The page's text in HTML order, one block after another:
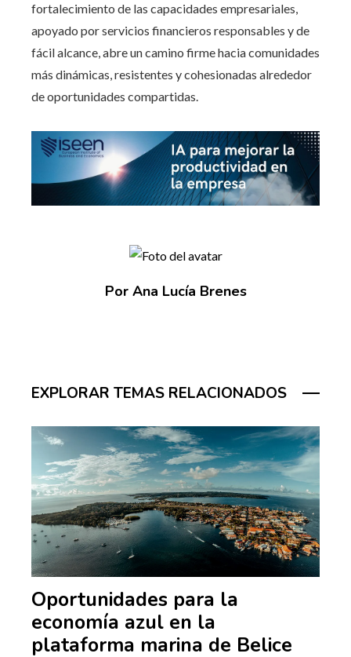
fortalecimiento de las capacidades empresariales,
apoyado por servicios financieros responsables y de
fácil alcance, abre un camino firme hacia comunidades
más dinámicas, resistentes y cohesionadas alrededor
de oportunidades compartidas.
Por Ana Lucía Brenes
EXPLORAR TEMAS RELACIONADOS
Oportunidades para la
economía azul en la
plataforma marina de Belice